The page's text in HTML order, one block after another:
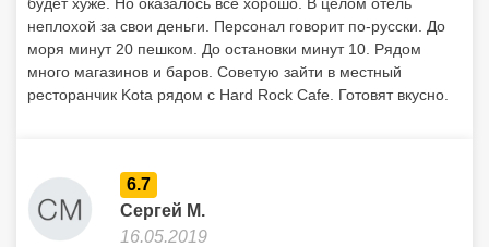
неплохой за свои деньги. Персонал говорит по-русски. До
моря минут 20 пешком. До остановки минут 10. Рядом
много магазинов и баров. Советую зайти в местный
ресторанчик Kota рядом с Hard Rock Cafe. Готовят вкусно.
6.7
Сергей М.
16.05.2019